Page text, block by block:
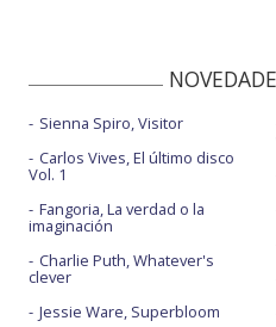
Sienna Spiro, Visitor
Carlos Vives, El último disco
Vol. 1
Fangoria, La verdad o la
imaginación
Charlie Puth, Whatever's
clever
Jessie Ware, Superbloom